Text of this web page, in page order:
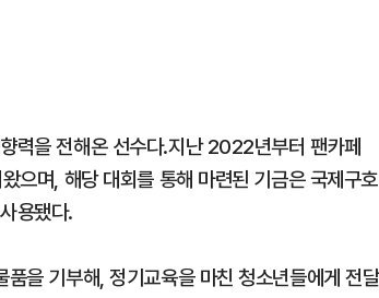
력을 전해온 선수다.지난 2022년부터 팬카페
으며, 해당 대회를 통해 마련된 기금은 국제구호
용됐다.
을 기부해, 정기교육을 마친 청소년들에게 전달